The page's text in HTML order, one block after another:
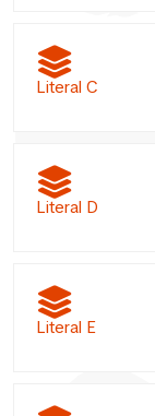
Literal C
Literal D
Literal E